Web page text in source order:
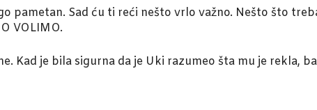
pametan. Sad ću ti reći nešto vrlo važno. Nešto što
VOLIMO.
Kad je bila sigurna da je Uki razumeo šta mu je rekla,